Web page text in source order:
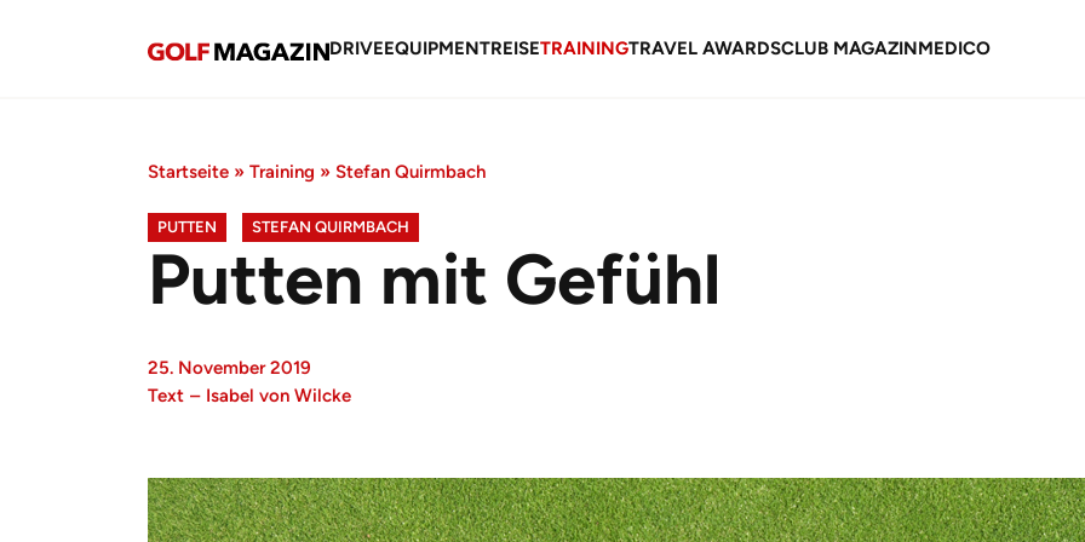
DRIVEEQUIPMENTREISETRAININGTRAVEL AWARDSCLUB MAGAZINMEDICO
Startseite » Training » Stefan Quirmbach
PUTTEN STEFAN QUIRMBACH
Putten mit Gefühl
25. November 2019
Text – Isabel von Wilcke